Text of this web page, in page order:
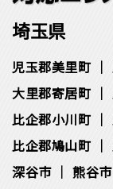
埼玉県
児玉郡美里町
大里郡寄居町
比企郡小川町
比企郡鳩山町
深谷市
熊谷市